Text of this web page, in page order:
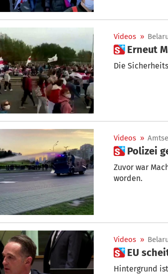
Videos »
 Erneut
Die
Videos »

Zuvor war
worden.
Videos »
 EU
Hintergrund